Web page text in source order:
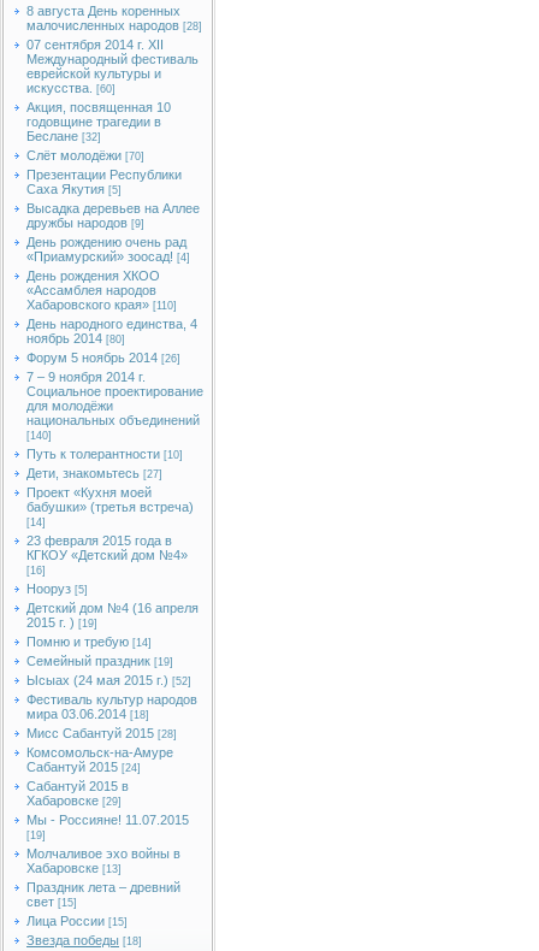
8 августа День коренных
малочисленных народов [28]
07 сентября 2014 г. XII
Международный фестиваль
еврейской культуры и
искусства.
[60]
Акция, посвященная 10
годовщине трагедии в
Беслане [32]
Слёт молодёжи [70]
Презентации Республики
Саха Якутия [5]
Высадка деревьев на Аллее
дружбы народов [9]
День рождению очень рад
«Приамурский» зоосад! [4]
День рождения ХКОО
«Ассамблея народов
Хабаровского края» [110]
День народного единства, 4
ноябрь 2014 [80]
Форум 5 ноябрь 2014 [26]
7 – 9 ноября 2014 г.
Социальное проектирование
для молодёжи
национальных объединений
[140]
Путь к толерантности [10]
Дети, знакомьтесь [27]
Проект «Кухня моей
бабушки» (третья встреча)
[14]
23 февраля 2015 года в
КГКОУ «Детский дом №4»
[16]
Нооруз [5]
Детский дом №4 (16 апреля
2015 г. ) [19]
Помню и требую [14]
Семейный праздник [19]
Ысыах (24 мая 2015 г.) [52]
Фестиваль культур народов
мира 03.06.2014 [18]
Мисс Сабантуй 2015 [28]
Комсомольск-на-Амуре
Сабантуй 2015 [24]
Сабантуй 2015 в
Хабаровске [29]
Мы - Россияне! 11.07.2015
[19]
Молчаливое эхо войны в
Хабаровске [13]
Праздник лета – древний
свет [15]
Лица России [15]
Звезда победы [18]